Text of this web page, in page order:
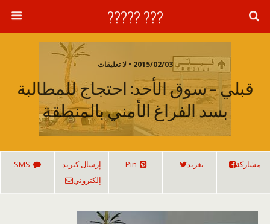
??? ?????
2015/02/03 • لا تعليقات
قبلي – سوق الأحد: احتجاج للمطالبة
بسد الفراغ الأمني بالمنطقة
مشاركة تغريد Pin
إرسال كبريد
إلكتروني
SMS